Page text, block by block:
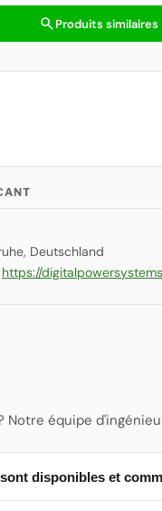
searchProduits similaires
Deutschland
https://
équipe
disponibles et